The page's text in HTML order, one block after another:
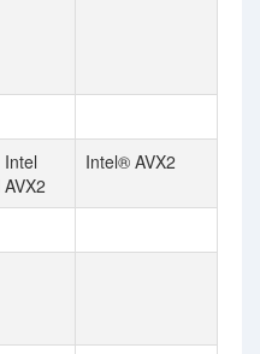
Intel
Intel® AVX2